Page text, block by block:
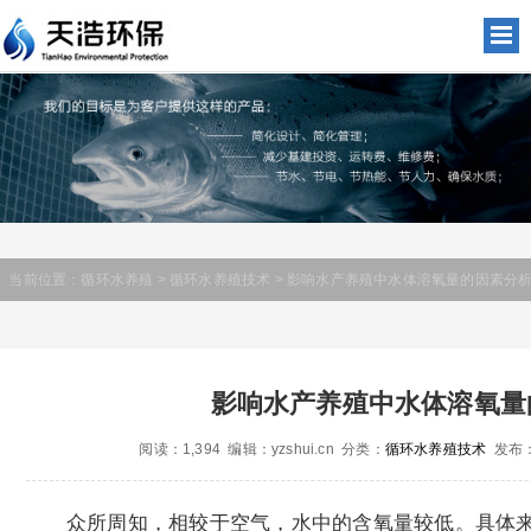
当前位置： 循环水养殖 > 循环水养殖技术 > 影响水产养殖中水体溶氧量的因素分
影响水产养殖中水体溶氧
阅读：1,394 编辑：yzshui.cn 分类： 循环水养殖技术 发布
众所周知，相较于空气，水中的含氧量较低。具体